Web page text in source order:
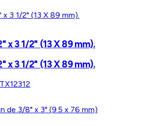
x 3 1/2" (13 X 89 mm).
x 3 1/2" (13 X 89 mm).